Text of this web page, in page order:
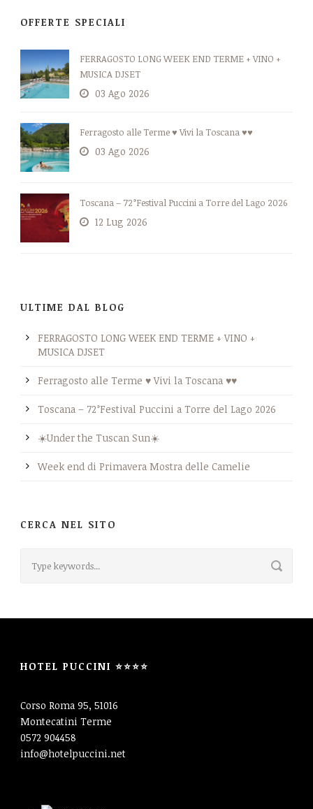
OFFERTE SPECIALI
FERRAGOSTO LONG WEEK END TERME + VINO +
MUSICA DJSET
03 Ago 2026
Ferragosto alle Terme ♥ Vivi la Toscana ♥♥
03 Ago 2026
Toscana – 72°Festival Puccini a Torre del Lago 2026
12 Lug 2026
ULTIME DAL BLOG
FERRAGOSTO LONG WEEK END TERME + VINO +
MUSICA DJSET
Ferragosto alle Terme ♥ Vivi la Toscana ♥♥
Toscana – 72°Festival Puccini a Torre del Lago 2026
☀️Under the Tuscan Sun☀️
Week end di Primavera Mostra delle Camelie
CERCA NEL SITO
HOTEL PUCCINI ⭐⭐⭐⭐
Corso Roma 95, 51016
Montecatini Terme
0572 904458
info@hotelpuccini.net